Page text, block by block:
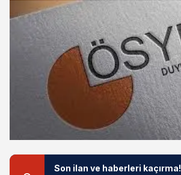
Son ilan ve haberleri kaçırma!